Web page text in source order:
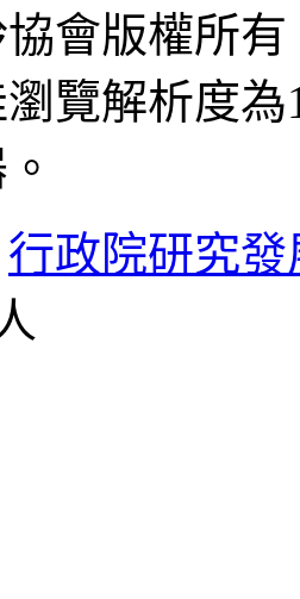
會版權所
覽解析度
行政院研究